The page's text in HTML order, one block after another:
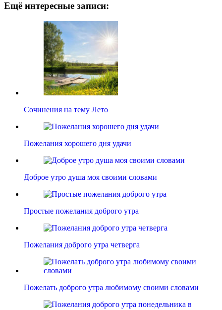
Ещё интересные записи:
Сочинения на тему Лето
Пожелания хорошего дня удачи
Доброе утро душа моя своими словами
Простые пожелания доброго утра
Пожелания доброго утра четверга
Пожелать доброго утра любимому своими словами